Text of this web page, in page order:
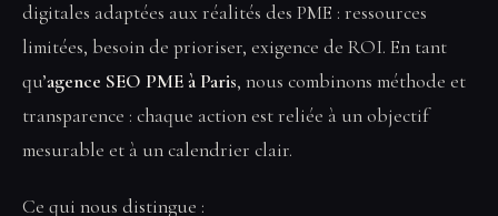
digitales adaptées aux réalités des PME : ressources
limitées, besoin de prioriser, exigence de ROI. En tant
qu’agence SEO PME à Paris, nous combinons méthode et
transparence : chaque action est reliée à un objectif
mesurable et à un calendrier clair.
Ce qui nous distingue :